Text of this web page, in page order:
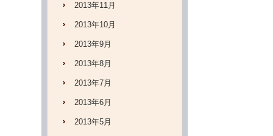
2013年11月
2013年10月
2013年9月
2013年8月
2013年7月
2013年6月
2013年5月